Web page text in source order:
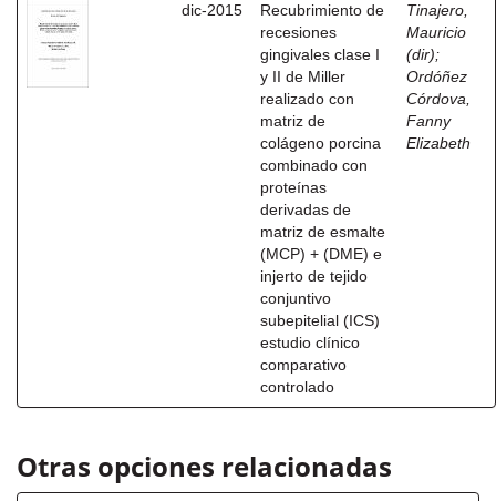
dic-2015
Recubrimiento de
recesiones
gingivales clase I
y II de Miller
realizado con
matriz de
colágeno porcina
combinado con
proteínas
derivadas de
matriz de esmalte
(MCP) + (DME) e
injerto de tejido
conjuntivo
subepitelial (ICS)
estudio clínico
comparativo
controlado
Tinajero,
Mauricio
(dir);
Ordóñez
Córdova,
Fanny
Elizabeth
Otras opciones relacionadas